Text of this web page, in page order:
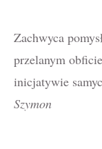
Zachwyca
przelanym
inicjatywie
Szymon